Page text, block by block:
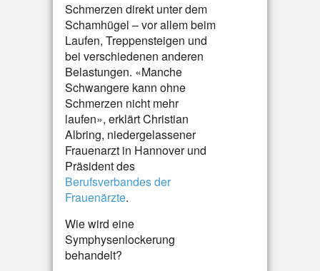
Schmerzen direkt unter dem
Schamhügel – vor allem beim
Laufen, Treppensteigen und
bei verschiedenen anderen
Belastungen. «Manche
Schwangere kann ohne
Schmerzen nicht mehr
laufen», erklärt Christian
Albring, niedergelassener
Frauenarzt in Hannover und
Präsident des
Berufsverbandes der
Frauenärzte.
Wie wird eine
Symphysenlockerung
behandelt?